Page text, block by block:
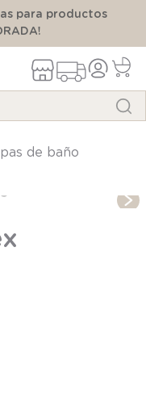
para productos
de baño